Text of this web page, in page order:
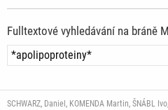
Fulltextové vyhledávání na bráně
SCHWARZ, Daniel, KOMENDA Martin, ŠNÁBL